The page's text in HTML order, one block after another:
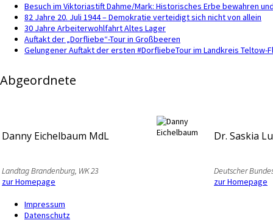
Besuch im Viktoriastift Dahme/Mark: Historisches Erbe bewahren
82 Jahre 20. Juli 1944 – Demokratie verteidigt sich nicht von allein
30 Jahre Arbeiterwohlfahrt Altes Lager
Auftakt der „Dorfliebe“-Tour in Großbeeren
Gelungener Auftakt der ersten #DorfliebeTour im Landkreis Teltow-
Abgeordnete
Danny Eichelbaum MdL
Landtag Brandenburg, WK 23
zur Homepage
Dr. Saskia
Deutscher
zur Homepage
Impressum
Datenschutz